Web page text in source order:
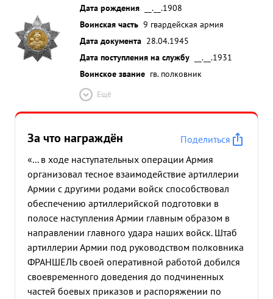
Дата рождения
__.__.1908
Воинская часть 9 гвардейская армия
Дата документа 28.04.1945
Дата поступления на службу
__.__.1931
Воинское звание гв. полковник
Ещё
За что награждён
Поделиться
«... в ходе наступательных операции Армия
организовал тесное взаимодействие артиллерии
Армии с другими родами войск способствовал
обеспечению артиллерийской подготовки в
полосе наступления Армии главным образом в
направлении главного удара наших войск. Штаб
артиллерии Армии под руководством полковника
ФРАНШЕЛЬ своей оперативной работой добился
своевременного доведения до подчиненных
частей боевых приказов и распоряжении по